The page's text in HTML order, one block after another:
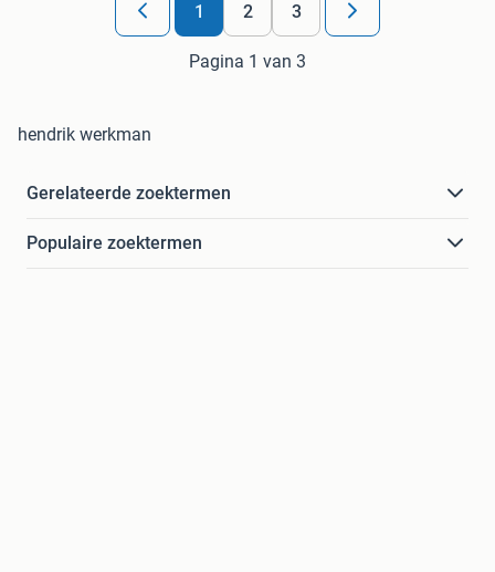
1 2 3
Pagina 1 van 3
hendrik werkman
Gerelateerde zoektermen
Populaire zoektermen